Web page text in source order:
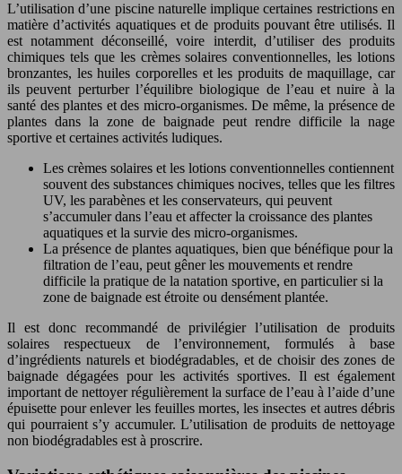
L’utilisation d’une piscine naturelle implique certaines restrictions en
matière d’activités aquatiques et de produits pouvant être utilisés. Il
est notamment déconseillé, voire interdit, d’utiliser des produits
chimiques tels que les crèmes solaires conventionnelles, les lotions
bronzantes, les huiles corporelles et les produits de maquillage, car
ils peuvent perturber l’équilibre biologique de l’eau et nuire à la
santé des plantes et des micro-organismes. De même, la présence de
plantes dans la zone de baignade peut rendre difficile la nage
sportive et certaines activités ludiques.
Les crèmes solaires et les lotions conventionnelles contiennent
souvent des substances chimiques nocives, telles que les filtres
UV, les parabènes et les conservateurs, qui peuvent
s’accumuler dans l’eau et affecter la croissance des plantes
aquatiques et la survie des micro-organismes.
La présence de plantes aquatiques, bien que bénéfique pour la
filtration de l’eau, peut gêner les mouvements et rendre
difficile la pratique de la natation sportive, en particulier si la
zone de baignade est étroite ou densément plantée.
Il est donc recommandé de privilégier l’utilisation de produits
solaires respectueux de l’environnement, formulés à base
d’ingrédients naturels et biodégradables, et de choisir des zones de
baignade dégagées pour les activités sportives. Il est également
important de nettoyer régulièrement la surface de l’eau à l’aide d’une
épuisette pour enlever les feuilles mortes, les insectes et autres débris
qui pourraient s’y accumuler. L’utilisation de produits de nettoyage
non biodégradables est à proscrire.